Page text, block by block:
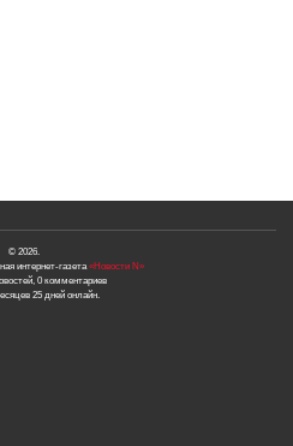
© 2026.
интернет-газета«Новости N»
0 комментариев
25 дней онлайн.